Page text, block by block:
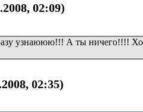
02:09)
узнаююю!!! А ты ничего!!!!
02:35)